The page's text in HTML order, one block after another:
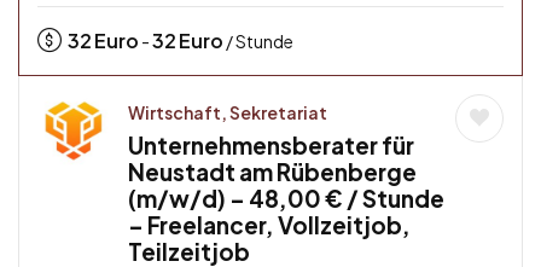
32Euro -32Euro / Stunde
Wirtschaft, Sekretariat
Unternehmensberater für
Neustadt am Rübenberge
(m/w/d) – 48,00 € / Stunde
– Freelancer, Vollzeitjob,
Teilzeitjob